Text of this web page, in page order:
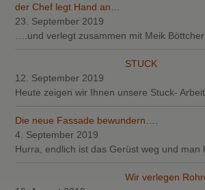
der Chef legt Hand an…
23. September 2019
….und verlegt zusammen mit Meik
STUCK
12. September 2019
Heute zeigen wir Ihnen unsere Stuck-
Die neue Fassade bewundern….
4. September 2019
Hurra, endlich ist das Gerüst weg und man
Wir verlegen